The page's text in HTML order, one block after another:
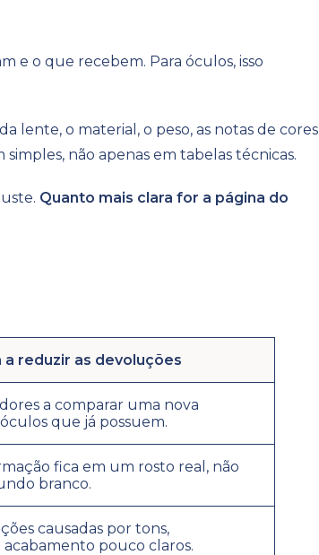
e o que recebem. Para óculos, isso
lente, o material, o peso, as notas de cores
não apenas em tabelas técnicas.
Quanto mais clara for a página do
a reduzir as devoluções
a comparar uma nova
que já possuem.
fica em um rosto real, não
branco.
causadas por tons,
pouco claros.